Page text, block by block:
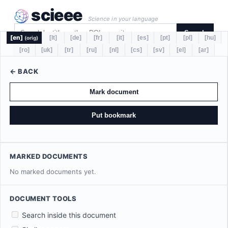
scieee Science in your language
Search
[en] (orig) [lt] [de] [fr] [it] [es] [pt] [pl]
[hu]
[ro]
[uk] [tr] [ru] [nl] [cs] [sv] [el] [ar]
← BACK
Mark document
Put bookmark
MARKED DOCUMENTS
No marked documents yet.
DOCUMENT TOOLS
Search inside this document